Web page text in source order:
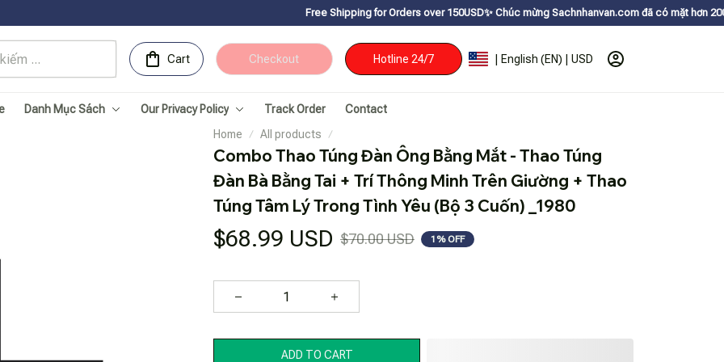
Free Shipping for Orders over 150USDㅤ✨ Chúc mừng Sachnhanvan.com đã có mặt hơn 200 quốc gia
Cart Checkout Hotline 24/7 | English (EN) | USD
Danh Mục Sách Our Privacy Policy Track Order
Contact
Home
All products
Combo Thao Túng Đàn Ông Bằng Mắt - Thao Túng
Đàn Bà Bằng Tai + Trí Thông Minh Trên Giường + Thao
Túng Tâm Lý Trong Tình Yêu (Bộ 3 Cuốn) _1980
$68.99 USD $70.00 USD 1% OFF
ADD TO CART